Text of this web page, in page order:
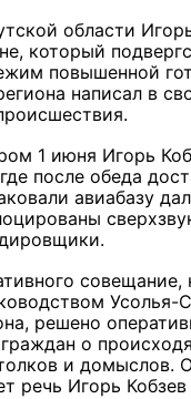
области
который
повышенной
написал в
1 июня Игорь
после обеда
авиабазу
совещание,
Усолья-
решено
о
и домыслов.
речь Игорь